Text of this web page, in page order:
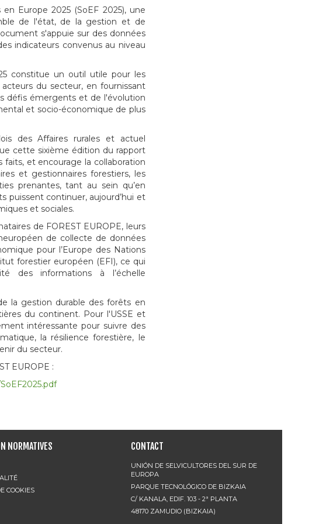
Europe 2025 (SoEF 2025), une
de l'état, de la gestion et de
s'appuie sur des données
indicateurs convenus au niveau
constitue un outil utile pour les
du secteur, en fournissant
défis émergents et de l'évolution
et socio-économique de plus
des Affaires rurales et actuel
cette sixième édition du rapport
et encourage la collaboration
et gestionnaires forestiers, les
prenantes, tant au sein qu’en
puissent continuer, aujourd’hui et
et sociales.
de FOREST EUROPE, leurs
de collecte de données
pour l’Europe des Nations
forestier européen (EFI), ce qui
des informations à l’échelle
la gestion durable des forêts en
du continent. Pour l'USSE et
intéressante pour suivre des
la résilience forestière, le
du secteur.
EUROPE :
NORMATIVES
COOKIES
CONTACT
UNIÓN DE SELVICULTORES DEL SUR DE
EUROPA
PARQUE TECNOLÓGICO DE BIZKAIA
C/ KANALA, EDIF. 103 - 2ª PLANTA
48170 ZAMUDIO (BIZKAIA)